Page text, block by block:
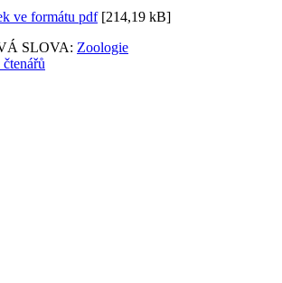
ve formátu pdf[214,19 kB]
SLOVA: Zoologie